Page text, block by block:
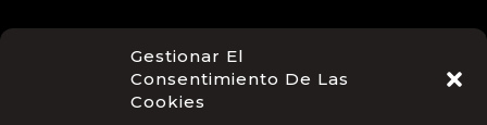
Gestionar El
Consentimiento De Las
Cookies